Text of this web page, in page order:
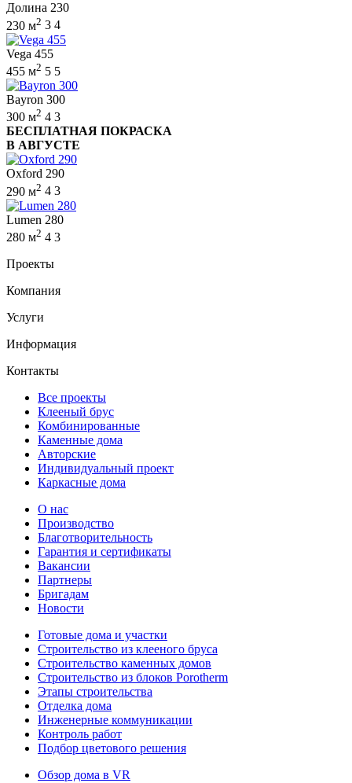
Долина 230
230 м2 3 4
Vega 455
455 м2 5 5
Bayron 300
300 м2 4 3
БЕСПЛАТНАЯ ПОКРАСКА
В АВГУСТЕ
Oxford 290
290 м2 4 3
Lumen 280
280 м2 4 3
Проекты
Компания
Услуги
Информация
Контакты
Все проекты
Клееный брус
Комбинированные
Каменные дома
Авторские
Индивидуальный проект
Каркасные дома
О нас
Производство
Благотворительность
Гарантия и сертификаты
Вакансии
Партнеры
Бригадам
Новости
Готовые дома и участки
Строительство из клееного бруса
Строительство каменных домов
Строительство из блоков Porotherm
Этапы строительства
Отделка дома
Инженерные коммуникации
Контроль работ
Подбор цветового решения
Обзор дома в VR